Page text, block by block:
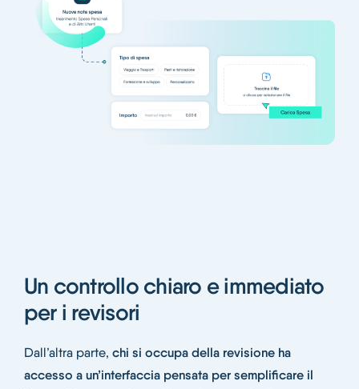
Un controllo chiaro e immediato
per i revisori
Dall’altra parte, chi si occupa della revisione ha
accesso a un’interfaccia pensata per semplificare il